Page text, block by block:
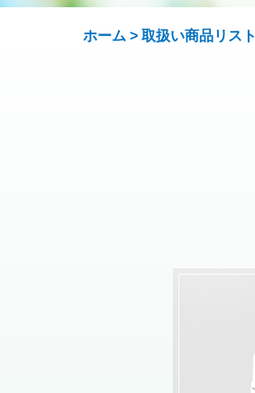
ホーム > 取扱い商品リスト